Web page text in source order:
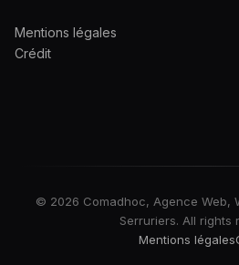
Mentions légales
Crédit
© 2026 Comadhoc, Agence Web,
Serruriers. All rights
Mentions légales